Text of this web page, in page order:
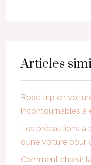
Articles
Road trip en
incontournables à
Les précautions à
d’une voiture pour
Comment choisir